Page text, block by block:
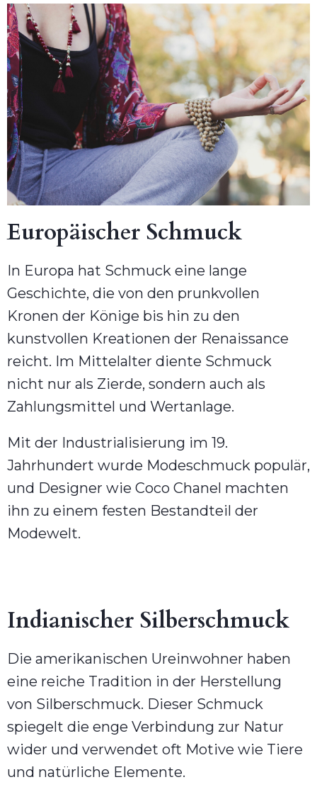
Europäischer Schmuck
In Europa hat Schmuck eine lange
Geschichte, die von den prunkvollen
Kronen der Könige bis hin zu den
kunstvollen Kreationen der Renaissance
reicht. Im Mittelalter diente Schmuck
nicht nur als Zierde, sondern auch als
Zahlungsmittel und Wertanlage.
Mit der Industrialisierung im 19.
Jahrhundert wurde Modeschmuck populär,
und Designer wie Coco Chanel machten
ihn zu einem festen Bestandteil der
Modewelt.
Indianischer Silberschmuck
Die amerikanischen Ureinwohner haben
eine reiche Tradition in der Herstellung
von Silberschmuck. Dieser Schmuck
spiegelt die enge Verbindung zur Natur
wider und verwendet oft Motive wie Tiere
und natürliche Elemente.